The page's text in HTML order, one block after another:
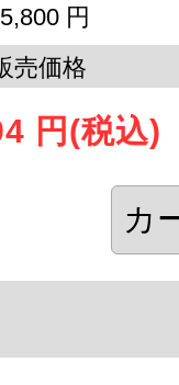
円
売価格
円 (税込)